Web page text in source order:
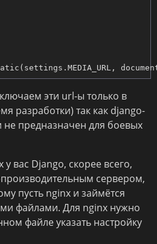
эти url-ы только в
разработки) так как django-
не предназначен для боевых
вас Django, скорее всего,
сервером,
пусть nginx и займётся
файлами. Для nginx нужно
файле указать настройку